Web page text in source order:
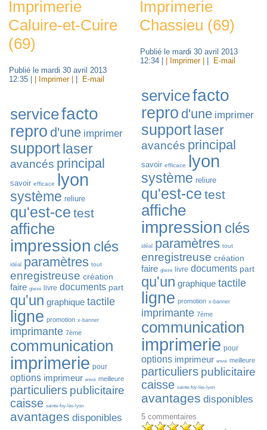
Imprimerie
Caluire-et-Cuire
(69)
Publié le mardi 30 avril 2013
12:35
| Imprimer | E-mail
servicefacto
repro d'une imprimer
support laser
avancés principal
savoir efficace lyon
système reliure
qu'est-ce test
affiche
impression clés
idéal paramètres tout
enregistreuse création
faire gleizé livre documents part
qu'un graphique tactile
ligne promotion x-banner
imprimante 7ème
communication
imprimerie pour
options imprimeur envoi meilleure
particuliers publicitaire
caisse sainte-foy-lès-lyon
avantages disponibles
Imprimerie
Chassieu (69)
Publié le mardi 30 avril 2013
12:34| | Imprimer | E-mail
servicefacto
repro d'une imprimer
support laser
avancés principal
savoir efficace lyon
système reliure
qu'est-ce test
affiche
impression clés
idéal paramètres tout
enregistreuse création
faire gleizé livre documents part
qu'un graphique tactile
ligne promotion x-banner
imprimante 7ème
communication
imprimerie pour
options imprimeur envoi meilleure
particuliers publicitaire
caisse sainte-foy-lès-lyon
avantages disponibles
5commentaires